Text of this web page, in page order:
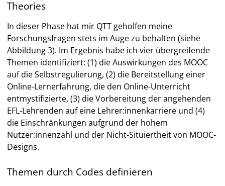
Theories
In dieser Phase hat mir QTT geholfen meine
Forschungsfragen stets im Auge zu behalten (siehe
Abbildung 3). Im Ergebnis habe ich vier übergreifende
Themen identifiziert: (1) die Auswirkungen des MOOC
auf die Selbstregulierung, (2) die Bereitstellung einer
Online-Lernerfahrung, die den Online-Unterricht
entmystifizierte, (3) die Vorbereitung der angehenden
EFL-Lehrenden auf eine Lehrer:innenkarriere und (4)
die Einschränkungen aufgrund der hohem
Nutzer:innenzahl und der Nicht-Situiertheit von MOOC-
Designs.
Themen durch Codes definieren